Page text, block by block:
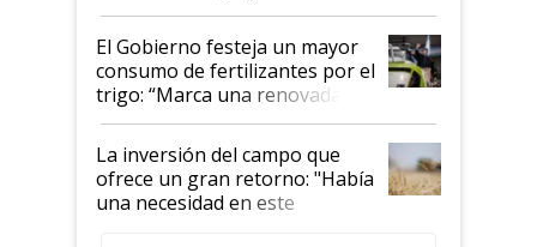
granel
El Gobierno festeja un mayor
consumo de fertilizantes por el
trigo: “Marca una renovada
confianza de los productores”
La inversión del campo que
ofrece un gran retorno: "Había
una necesidad en este